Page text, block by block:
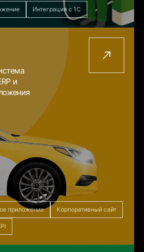
Интеграция с 1С
и
приложение Корпоративный сайт